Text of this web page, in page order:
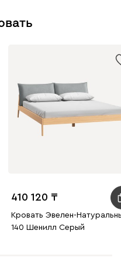
410 120
Кровать Эвелен-
140 Шенилл Серый